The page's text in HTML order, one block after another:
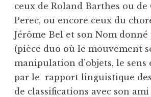
ceux de Roland Barthes ou de
Perec, ou encore ceux du
Jérôme Bel et son Nom donné
(pièce duo où le mouvement
manipulation d’objets, le
par le rapport linguistique des
de classifications avec son ami